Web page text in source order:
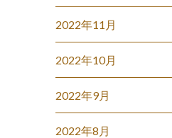
2022年11月
2022年10月
2022年9月
2022年8月